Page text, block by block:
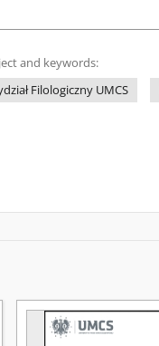
and keywords:
Filologiczny UMCS